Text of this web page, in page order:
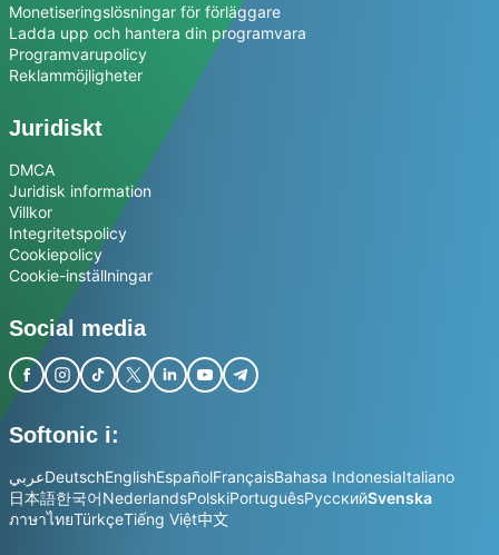
Monetiseringslösningar för förläggare
Ladda upp och hantera din programvara
Programvarupolicy
Reklammöjligheter
Juridiskt
DMCA
Juridisk information
Villkor
Integritetspolicy
Cookiepolicy
Cookie-inställningar
Social media
Softonic i:
عربيDeutschEnglishEspañolFrançaisBahasa IndonesiaItaliano
日本語한국어NederlandsPolskiPortuguêsРусскийSvenska
ภาษาไทยTürkçeTiếng Việt中文